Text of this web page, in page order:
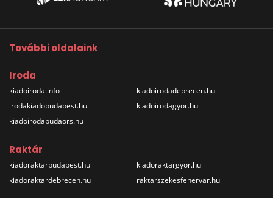
További oldalaink
Iroda
kiadoiroda.info
irodakiadobudapest.hu
kiadoirodabudaors.hu
kiadoirodadebrecen.hu
kiadoirodagyor.hu
Raktár
kiadoraktarbudapest.hu
kiadoraktardebrecen.hu
kiadoraktargyor.hu
raktarszekesfehervar.hu